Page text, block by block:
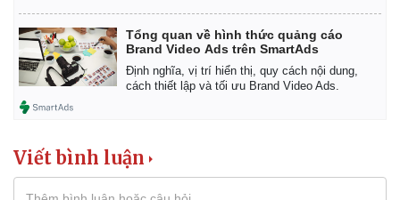
Tổng quan về hình thức quảng cáo
Brand Video Ads trên SmartAds
Định nghĩa, vị trí hiển thị, quy cách nội dung,
cách thiết lập và tối ưu Brand Video Ads.
Viết bình luận